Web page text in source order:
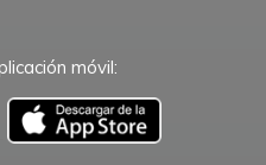
móvil:
–